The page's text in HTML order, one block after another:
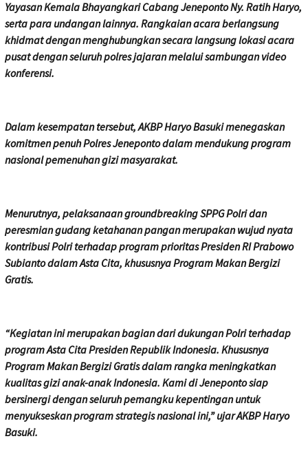
Yayasan Kemala Bhayangkari Cabang Jeneponto Ny. Ratih Haryo,
serta para undangan lainnya. Rangkaian acara berlangsung
khidmat dengan menghubungkan secara langsung lokasi acara
pusat dengan seluruh polres jajaran melalui sambungan video
konferensi.
Dalam kesempatan tersebut, AKBP Haryo Basuki menegaskan
komitmen penuh Polres Jeneponto dalam mendukung program
nasional pemenuhan gizi masyarakat.
Menurutnya, pelaksanaan groundbreaking SPPG Polri dan
peresmian gudang ketahanan pangan merupakan wujud nyata
kontribusi Polri terhadap program prioritas Presiden RI Prabowo
Subianto dalam Asta Cita, khususnya Program Makan Bergizi
Gratis.
“Kegiatan ini merupakan bagian dari dukungan Polri terhadap
program Asta Cita Presiden Republik Indonesia. Khususnya
Program Makan Bergizi Gratis dalam rangka meningkatkan
kualitas gizi anak-anak Indonesia. Kami di Jeneponto siap
bersinergi dengan seluruh pemangku kepentingan untuk
menyukseskan program strategis nasional ini,” ujar AKBP Haryo
Basuki.